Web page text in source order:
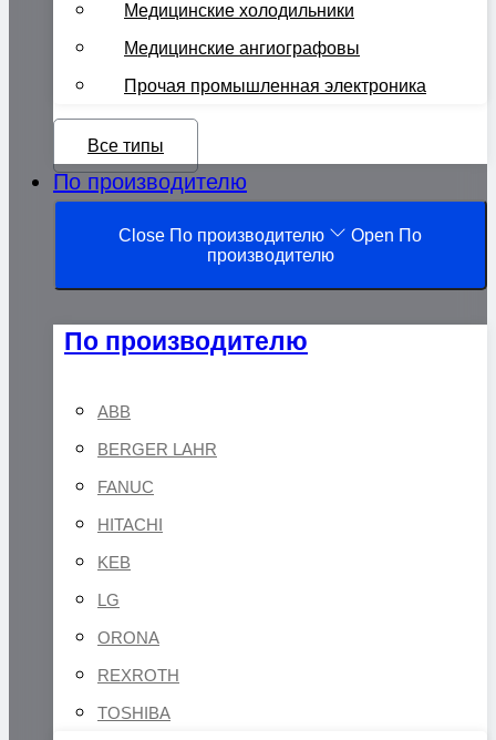
Медицинские холодильники
Медицинские ангиографовы
Прочая промышленная электроника
Все типы
По производителю
Close По производителю
Open По
производителю
По производителю
ABB
BERGER LAHR
FANUC
HITACHI
KEB
LG
ORONA
REXROTH
TOSHIBA